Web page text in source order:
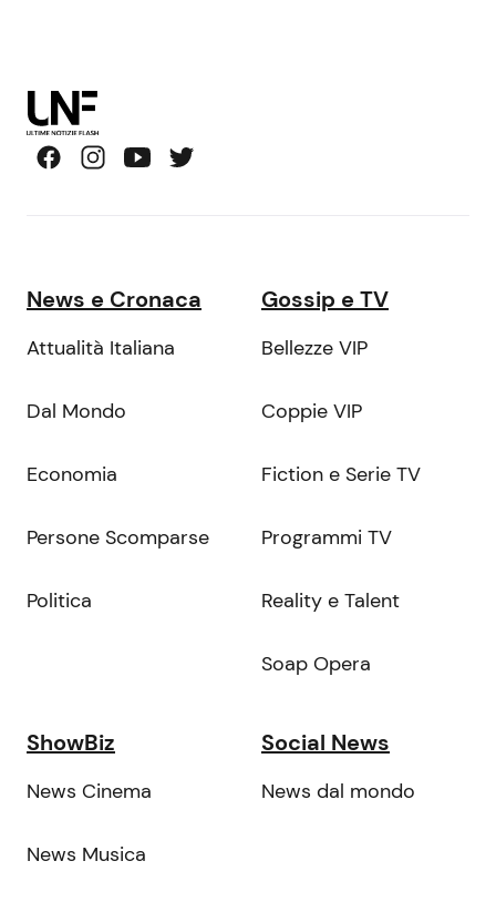
News e Cronaca
Attualità Italiana
Dal Mondo
Economia
Persone Scomparse
Politica
Gossip e TV
Bellezze VIP
Coppie VIP
Fiction e Serie TV
Programmi TV
Reality e Talent
Soap Opera
ShowBiz
News Cinema
News Musica
Social News
News dal mondo